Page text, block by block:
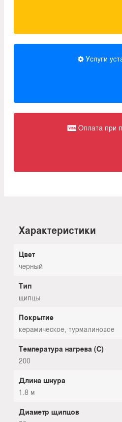
Услуги
Оплата при
Характеристики
Цвет
черный
Тип
щипцы
Покрытие
керамическое, турмалиновое
Температура нагрева (С)
200
Длина шнура
1.8 м
Диаметр щипцов